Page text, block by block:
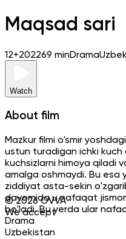
Maqsad sari
12+202269 minDrama
Watch
About film
Mazkur filmi o'smir
ustun turadigan ichki
kuchsizlarni himoya qiladi
amalga oshmaydi. Bu esa
ziddiyat asta-sekin
davomida u nafaqat
bo'ladi. Bu yerda ular
Drama
Uzbekistan
©2026OVVA
We accept